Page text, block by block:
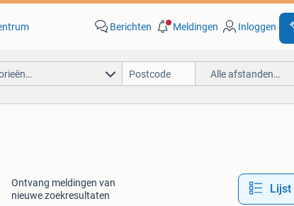
Berichten Meldingen Inloggen
Alle afstanden…
Ontvang meldingen van
nieuwe zoekresultaten
Lijst